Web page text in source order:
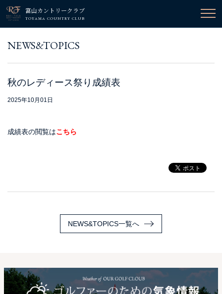
富山カントリークラブ
TOYAMA COUNTRY CLUB
NEWS&TOPICS
秋のレディース祭り成績表
2025年10月01日
成績表の閲覧はこちら
NEWS&TOPICS一覧へ